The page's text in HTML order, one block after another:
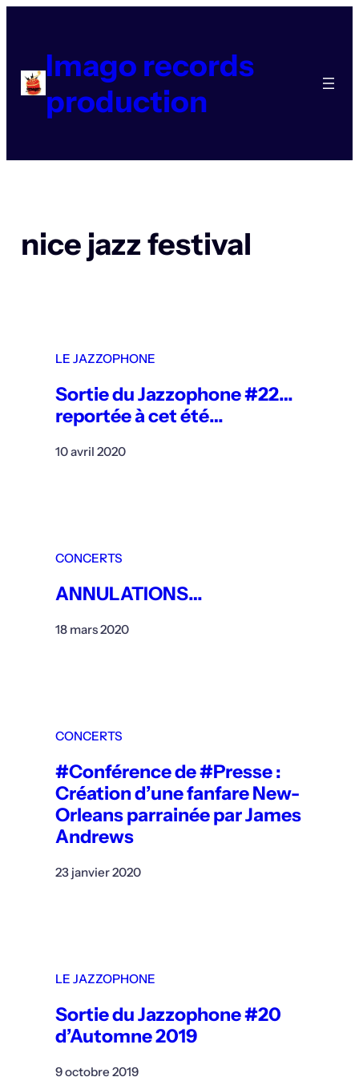
contenuImago records
production
nice jazz festival
LE JAZZOPHONE
Sortie du Jazzophone #22…
reportée à cet été…
10 avril 2020
CONCERTS
ANNULATIONS…
18 mars 2020
CONCERTS
#Conférence de #Presse :
Création d’une fanfare New-
Orleans parrainée par James
Andrews
23 janvier 2020
LE JAZZOPHONE
Sortie du Jazzophone #20
d’Automne 2019
9 octobre 2019